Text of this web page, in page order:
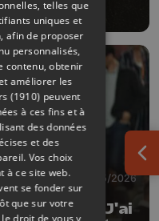
Juventus
29/05/2026
Shelton: "J'ai
telles que
uniques et
afin de proposer
personnalisés,
contenu, obtenir
améliorer les
(1910) peuvent
à ces fins et à
des données
et des
Vos choix
à ce site web.
se fonder sur
que sur votre
droit de vous y